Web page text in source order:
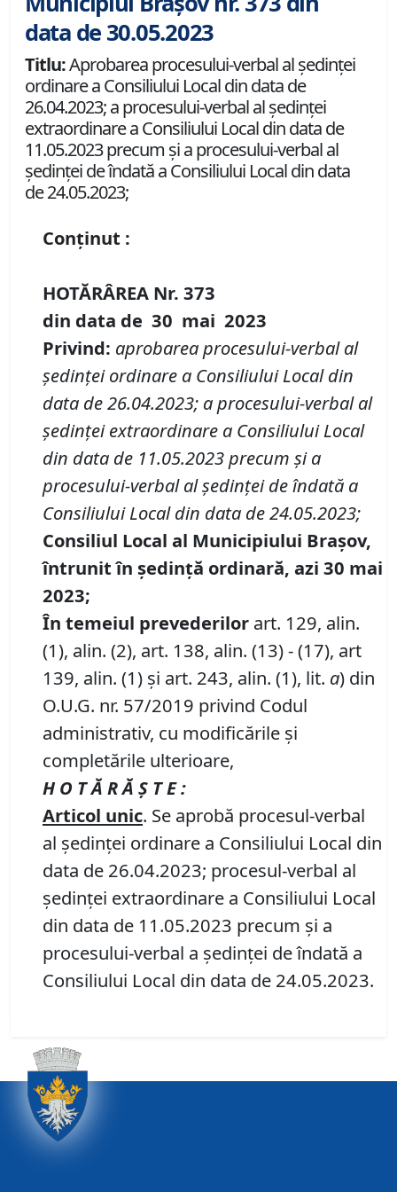
data de 30.05.2023
Titlu:Aprobarea procesului-verbal al ședinței
ordinare a Consiliului Local din data de
26.04.2023; a procesului-verbal al ședinței
extraordinare a Consiliului Local din data de
11.05.2023 precum și a procesului-verbal al
ședinței de îndată a Consiliului Local din data
de 24.05.2023;
Conținut :
HOTĂRÂREA Nr. 373
din data de 30 mai 2023
Privind: aprobarea procesului-verbal al
ședințeiordinare a Consiliului Local din
data de26.04.2023; a procesului-verbal al
ședinței extraordinare a Consiliului Local
din data de 11.05.2023 precum și a
procesului-verbal al ședinței de îndată a
Consiliului Local din data de 24.05.2023;
Consiliul Local al Municipiului Brașov,
întrunit în ședință ordinară, azi 30 mai
2023;
În temeiul prevederilor art. 129, alin.
(1), alin. (2), art. 138, alin. (13) - (17), art
139, alin. (1) şi art. 243, alin. (1), lit. a) din
O.U.G. nr. 57/2019 privind Codul
administrativ, cu modificările și
completările ulterioare,
H O T Ă R Ă Ş T E :
Articol unic. Se aprobă procesul-verbal
al ședinței ordinare a Consiliului Local din
data de 26.04.2023; procesul-verbal al
ședinței extraordinare a Consiliului Local
din data de 11.05.2023 precum și a
procesului-verbal a ședinței de îndată a
Consiliului Local din data de 24.05.2023.